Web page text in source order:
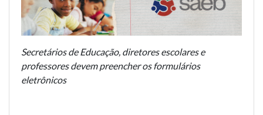
Secretários de Educação, diretores escolares e
professores devem preencher os formulários
eletrônicos